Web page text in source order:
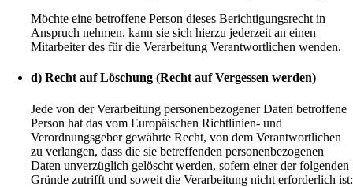
Möchte eine betroffene Person dieses Berichtigungsrecht in
Anspruch nehmen, kann sie sich hierzu jederzeit an einen
Mitarbeiter des für die Verarbeitung Verantwortlichen wenden.
d) Recht auf Löschung (Recht auf Vergessen werden)
Jede von der Verarbeitung personenbezogener Daten betroffene
Person hat das vom Europäischen Richtlinien- und
Verordnungsgeber gewährte Recht, von dem Verantwortlichen
zu verlangen, dass die sie betreffenden personenbezogenen
Daten unverzüglich gelöscht werden, sofern einer der folgenden
Gründe zutrifft und soweit die Verarbeitung nicht erforderlich ist: